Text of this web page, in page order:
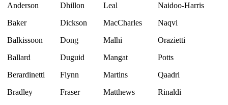
Anderson
Baker
Balkissoon
Ballard
Berardinetti
Bradley
Dhillon
Dickson
Dong
Duguid
Flynn
Fraser
Leal
MacCharles
Malhi
Mangat
Martins
Matthews
Naidoo-Harris
Naqvi
Orazietti
Potts
Qaadri
Rinaldi